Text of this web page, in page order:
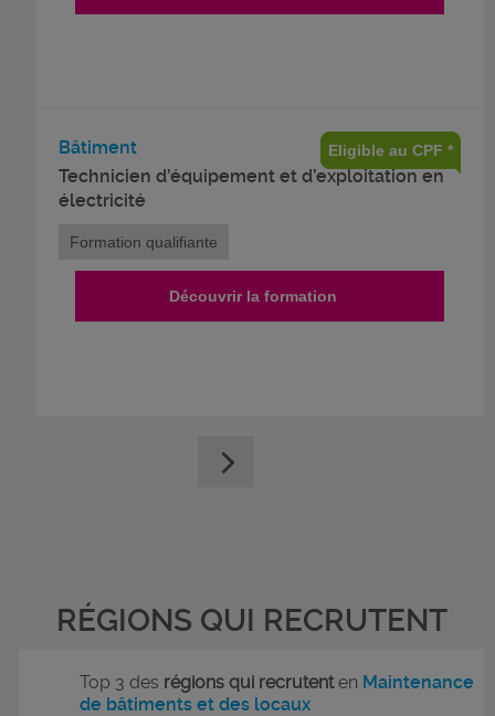
Bâtiment
Technicien d’équipement et d’exploitation en
électricité
Eligible au CPF *
Formation qualifiante
Découvrir la formation
RÉGIONS QUI RECRUTENT
Top 3 des régions qui recrutenten Maintenance
de bâtiments et des locaux